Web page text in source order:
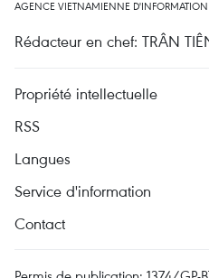
AGENCE VIETNAMIENNE
Rédacteur en chef: TRÂN
Propriété intellectuelle
RSS
Langues
Service d'information
Contact